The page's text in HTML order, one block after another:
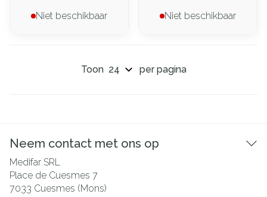
Niet beschikbaar Niet beschikbaar
Toon per pagina
Neem contact met ons op
Medifar SRL
Place de Cuesmes 7
7033 Cuesmes (Mons)